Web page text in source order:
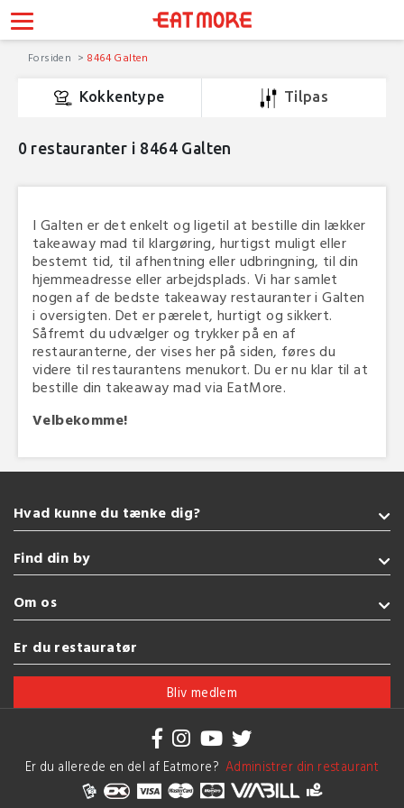
Forsiden 8464 Galten
Kokkentype Tilpas
0 restauranter i 8464 Galten
I Galten er det enkelt og ligetil at bestille din lækker
takeaway mad til klargøring, hurtigst muligt eller
bestemt tid, til afhentning eller udbringning, til din
hjemmeadresse eller arbejdsplads. Vi har samlet
nogen af de bedste takeaway restauranter i Galten
i oversigten. Det er pærelet, hurtigt og sikkert.
Såfremt du udvælger og trykker på en af
restauranterne, der vises her på siden, føres du
videre til restaurantens menukort. Du er nu klar til at
bestille din takeaway mad via EatMore.
Velbekomme!
Hvad kunne du tænke dig?
Takeaway
Burger
Grill
Glutenfri
Se flere køkkener
Find din by
Sønderborg
Kolding
Esbjerg
Vejle
Om os
Handelsbetingelser
Brug af cookies
Er du restauratør
Bliv medlem
Er du allerede en del af Eatmore? Administrer din restaurant